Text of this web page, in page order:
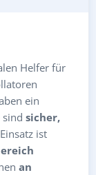
Helfer für
ein
sind sicher,
ist
an